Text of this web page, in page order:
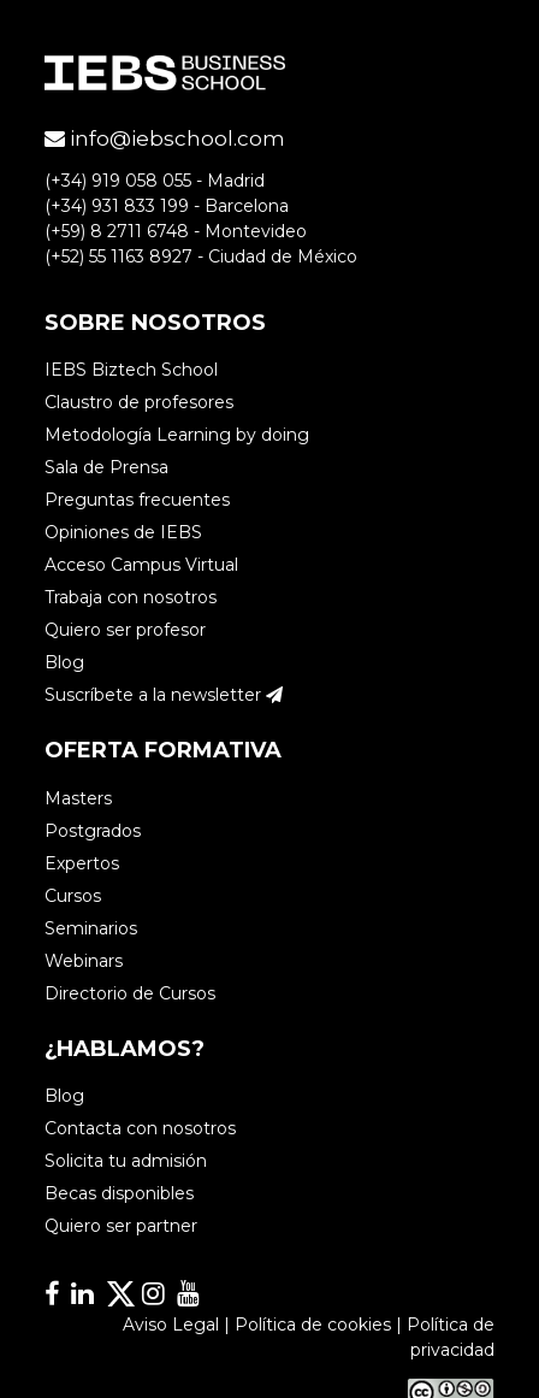
Buenos días.
Muchas gracias por tu comentario.
Saludos.
info@iebschool.com
(+34) 919 058 055 - Madrid
(+34) 931 833 199 - Barcelona
(+59) 8 2711 6748 - Montevideo
(+52) 55 1163 8927 - Ciudad de México
SOBRE NOSOTROS
IEBS Biztech School
Claustro de profesores
Metodología Learning by doing
Sala de Prensa
Preguntas frecuentes
Opiniones de IEBS
Acceso Campus Virtual
Trabaja con nosotros
Quiero ser profesor
Blog
Suscríbete a la newsletter
OFERTA FORMATIVA
Masters
Postgrados
Expertos
Cursos
Seminarios
Webinars
Directorio de Cursos
¿HABLAMOS?
Blog
Contacta con nosotros
Solicita tu admisión
Becas disponibles
Quiero ser partner
Facebook
Linkedin
Linkedin
Instagram
Aviso Legal | Política de cookies| Política de
privacidad